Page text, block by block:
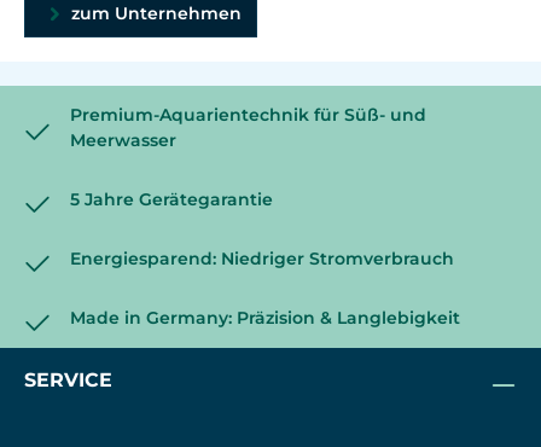
zum Unternehmen
Premium-Aquarientechnik für Süß- und
Meerwasser
5 Jahre Gerätegarantie
Energiesparend: Niedriger Stromverbrauch
Made in Germany: Präzision & Langlebigkeit
SERVICE